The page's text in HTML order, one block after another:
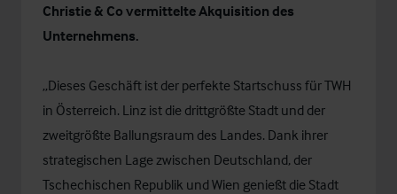
Christie & Co vermittelte Akquisition des
Unternehmens.
„Dieses Geschäft ist der perfekte Startschuss für TWH
in Österreich. Linz ist die drittgrößte Stadt und der
zweitgrößte Ballungsraum des Landes. Dank ihrer
strategischen Lage zwischen Deutschland, der
Tschechischen Republik und Wien genießt die Stadt